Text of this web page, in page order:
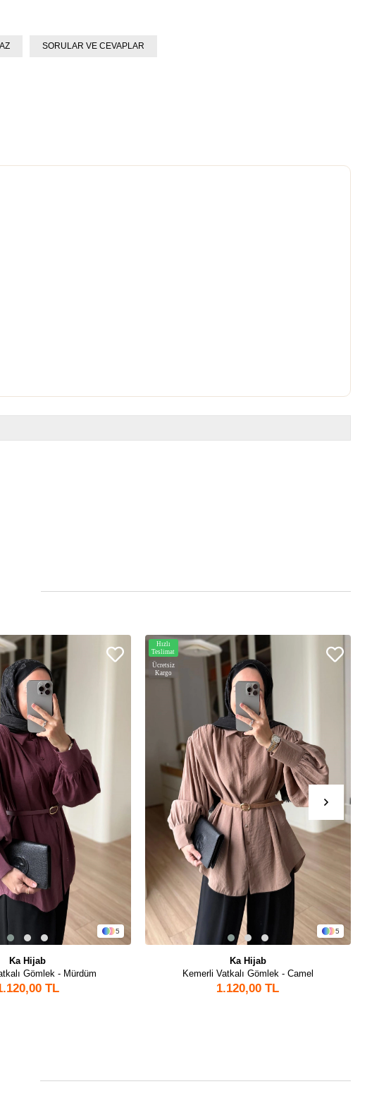
SORULAR VE CEVAPLAR
5
Ka Hijab
Gömlek - Mürdüm
TL
5
Ka Hijab
Kemerli Vatkalı Gömlek - Camel
1.120,00 TL
Ücretsiz
Kargo
Hızlı
Teslimat